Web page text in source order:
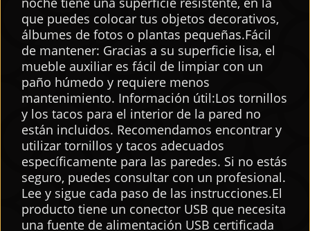
que puedes colocar tus objetos decorativos,
álbumes de fotos o plantas pequeñas.Fácil
de mantener: Gracias a su superficie lisa, el
mueble auxiliar es fácil de limpiar con un
paño húmedo y requiere menos
mantenimiento. Información útil:Los tornillos
y los tacos para el interior de la pared no
están incluidos. Recomendamos encontrar y
utilizar tornillos y tacos adecuados
específicamente para las paredes. Si no estás
seguro, puedes consultar con un profesional.
Lee y sigue cada paso de las instrucciones.El
producto tiene un conector USB que necesita
una fuente de alimentación USB certificada